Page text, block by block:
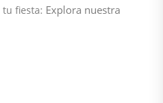
tu fiesta: Explora nuestra